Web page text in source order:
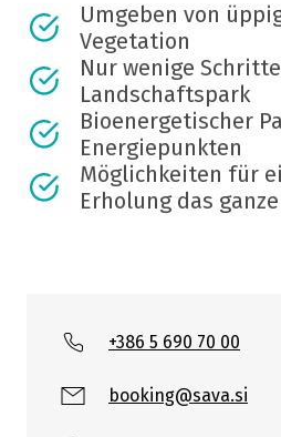
Umgeben von
Vegetation
Nur wenige
Landschaftspark
Bioenergetischer
Energiepunkten
Möglichkeiten für
Erholung das
+386 5 690 70 00
booking@sava.si